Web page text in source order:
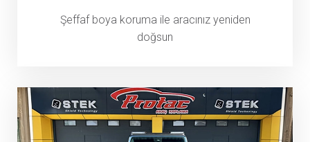
Şeffaf boya koruma ile aracınız yeniden
doğsun